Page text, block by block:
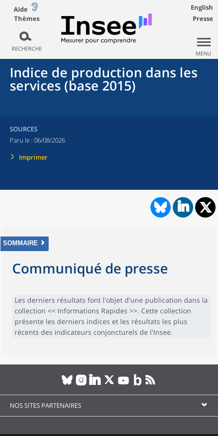
Aide
Thèmes
RECHERCHE
English
Presse
MENU
Indice de production dans les
services (base 2015)
SOURCES
Paru le : 06/08/2026
Imprimer
SOMMAIRE
Communiqué de presse
Les derniers résultats font l'objet d'une publication dans la
collection << Informations Rapides >>. Cette collection
présente les derniers indices et les résultats les plus
récents des indicateurs conjoncturels de l'Insee.
NOS SITES PARTENAIRES